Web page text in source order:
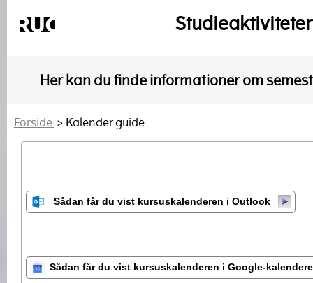
Her kan du finde informationer om
Forside > Kalender guide
Sådan får du vist kursuskalenderen i Outlook
Sådan får du vist kursuskalenderen i Google-